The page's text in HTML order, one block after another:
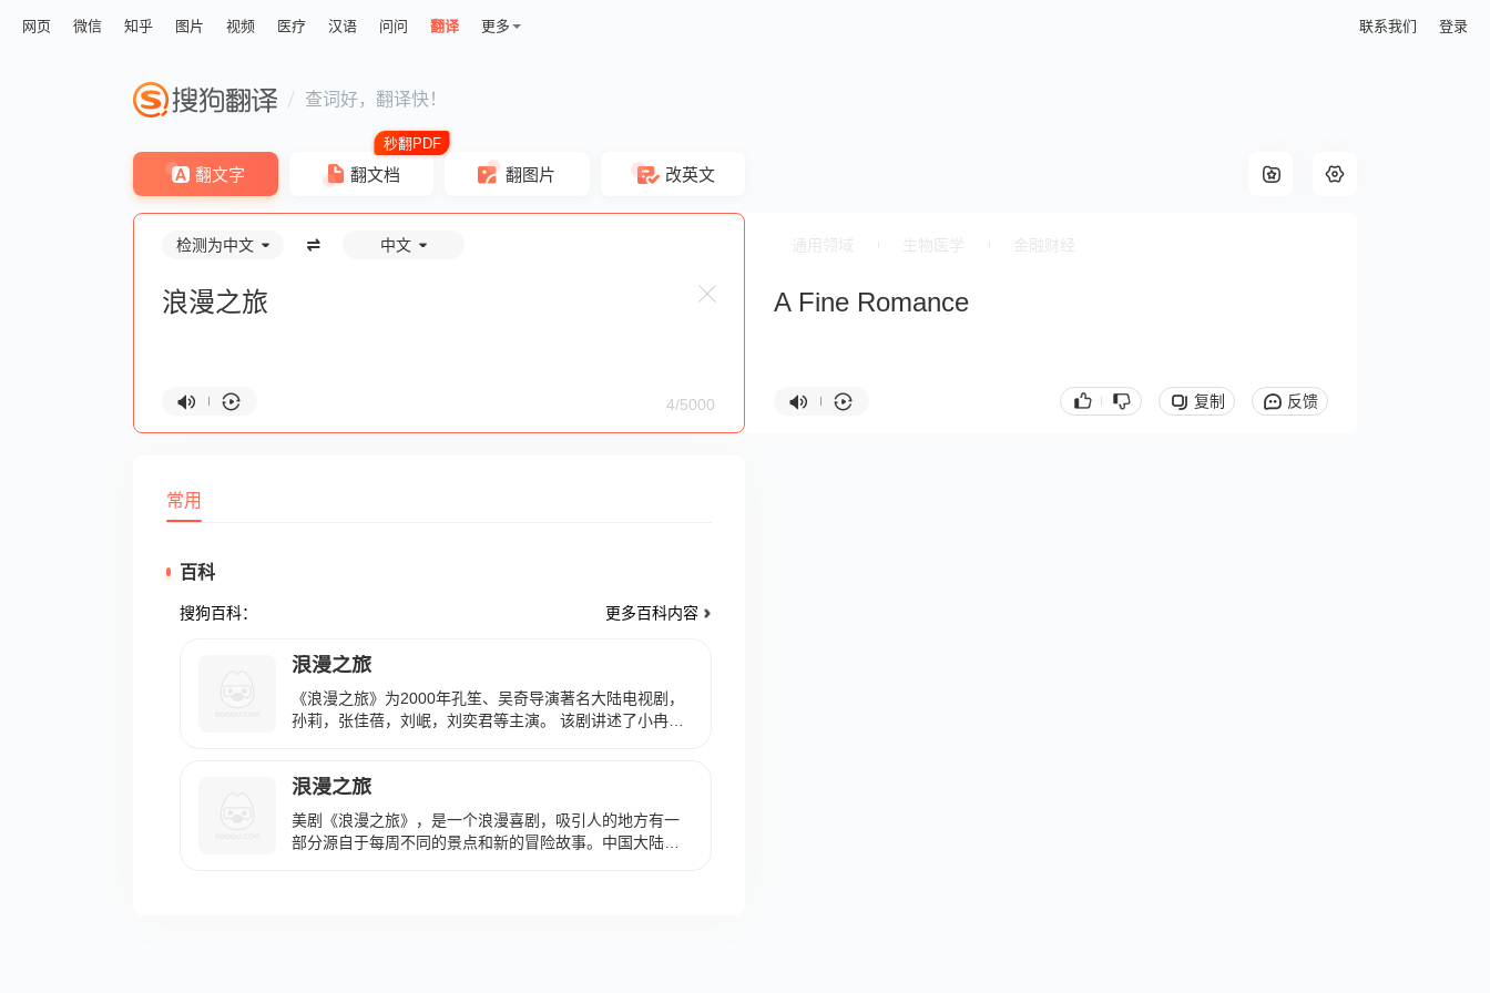
网页 微信 知乎 图片 视频 医疗 汉语 问问 翻译 更多 联系我们 登录
查词好，翻译快！
翻文字 翻文档 翻图片 改英文
检测为中文 中文
4/5000
A Fine Romance
复制 反馈
常用
百科
搜狗百科： 更多百科内容
浪漫之旅
《浪漫之旅》为2000年孔笙、吴奇导演著名大陆电视剧，
孙莉，张佳蓓，刘岷，刘奕君等主演。 该剧讲述了小冉到
却又经常被人所害，但是却赢得了爱情，经历重重艰难阻
险，最终有情人终成眷属的故事。
浪漫之旅
美剧《浪漫之旅》，是一个浪漫喜剧，吸引人的地方有一
部分源自于每周不同的景点和新的冒险故事。中国大陆电